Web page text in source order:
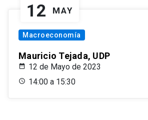
12 MAY
Macroeconomía
Mauricio Tejada, UDP
12 de Mayo de 2023
14:00 a 15:30